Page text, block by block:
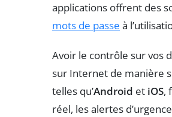
applications offrent des
mots de passe à
Avoir le contrôle sur vos
sur Internet de manière
telles qu’Android et iOS,
réel, les alertes